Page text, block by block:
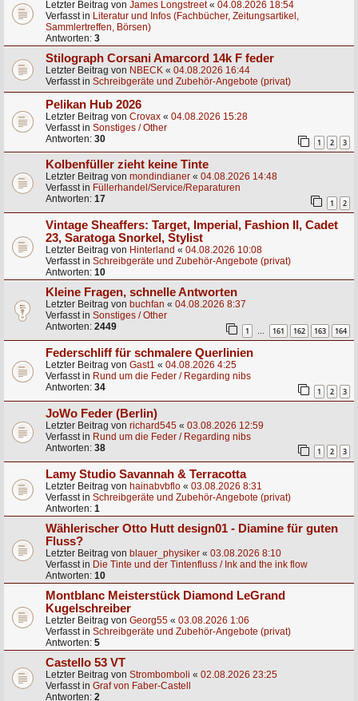
Letzter Beitrag von James Longstreet« 04.08.2026 18:54
Verfasst in Literatur und Infos (Fachbücher, Zeitungsartikel,
Sammlertreffen, Börsen)
Antworten: 3
Stilograph Corsani Amarcord 14k F feder
Letzter Beitrag von NBECK « 04.08.2026 16:44
Verfasst in Schreibgeräte und Zubehör-Angebote (privat)
Pelikan Hub 2026
Letzter Beitrag von Crovax « 04.08.2026 15:28
Verfasst in Sonstiges / Other
Antworten: 30 1 2 3
Kolbenfüller zieht keine Tinte
Letzter Beitrag von mondindianer « 04.08.2026 14:48
Verfasst in Füllerhandel/Service/Reparaturen
Antworten: 17 1 2
Vintage Sheaffers: Target, Imperial, Fashion II, Cadet
23, Saratoga Snorkel, Stylist
Letzter Beitrag von Hinterland « 04.08.2026 10:08
Verfasst in Schreibgeräte und Zubehör-Angebote (privat)
Antworten: 10
Kleine Fragen, schnelle Antworten
Letzter Beitrag von buchfan « 04.08.2026 8:37
Verfasst in Sonstiges / Other
Antworten: 2449 1 … 161 162 163 164
Federschliff für schmalere Querlinien
Letzter Beitrag von Gast1 « 04.08.2026 4:25
Verfasst in Rund um die Feder / Regarding nibs
Antworten: 34 1 2 3
JoWo Feder (Berlin)
Letzter Beitrag von richard545 « 03.08.2026 12:59
Verfasst in Rund um die Feder / Regarding nibs
Antworten: 38 1 2 3
Lamy Studio Savannah & Terracotta
Letzter Beitrag von hainabvbflo « 03.08.2026 8:31
Verfasst in Schreibgeräte und Zubehör-Angebote (privat)
Antworten: 1
Wählerischer Otto Hutt design01 - Diamine für guten
Fluss?
Letzter Beitrag von blauer_physiker « 03.08.2026 8:10
Verfasst in Die Tinte und der Tintenfluss / Ink and the ink flow
Antworten: 10
Montblanc Meisterstück Diamond LeGrand
Kugelschreiber
Letzter Beitrag von Georg55 « 03.08.2026 1:06
Verfasst in Schreibgeräte und Zubehör-Angebote (privat)
Antworten: 5
Castello 53 VT
Letzter Beitrag von Strombomboli « 02.08.2026 23:25
Verfasst in Graf von Faber-Castell
Antworten: 2